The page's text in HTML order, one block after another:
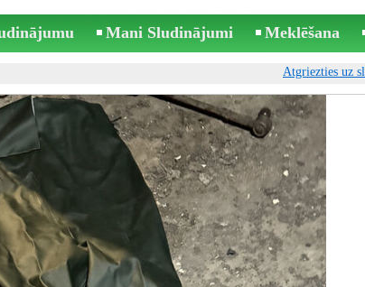
Mani Sludinājumi Meklēšana
Atgriezties uz